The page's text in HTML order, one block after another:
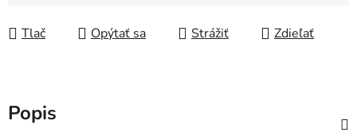
Tlač Opýtať sa Strážiť Zdieľať
Popis